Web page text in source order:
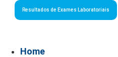
Resultados de Exames Laboratoriais
Home